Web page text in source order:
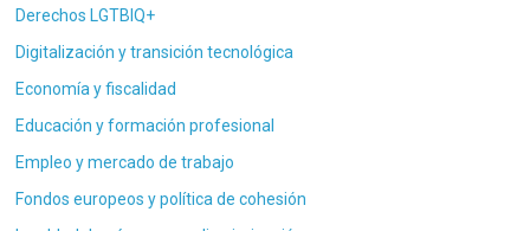
Derechos LGTBIQ+
Digitalización y transición tecnológica
Economía y fiscalidad
Educación y formación profesional
Empleo y mercado de trabajo
Fondos europeos y política de cohesión